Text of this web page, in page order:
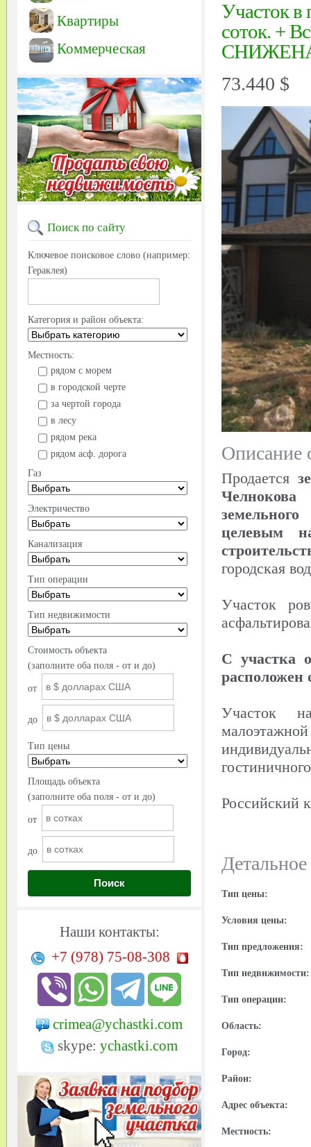
Квартиры
Коммерческая
Поискпо сайту
Ключевое поисковое слово (например:
Гераклея)
Категория и район объекта:
Местность:
рядом с морем
в городской черте
за чертой города
в лесу
рядом река
рядом асф. дорога
Газ
Электричество
Канализация
Тип операции
Тип недвижимости
Стоимость объекта
(заполните оба поля - от и до)
от
до
Тип цены
Площадь объекта
(заполните оба поля - от и до)
от
до
Поиск
Наши контакты:
+7 (978) 75-08-308
crimea@ychastki.com
skype: ychastki.com
Участок в
соток. +
73.440 $
Описание
Продается
Челнокова
целевым
городская
Участок
С участка
Участок
Российский
Тип цены:
Условия цены:
Тип предложения:
Тип недвижимости:
Тип операции:
Область:
Город:
Район:
Адрес объекта:
Местность: